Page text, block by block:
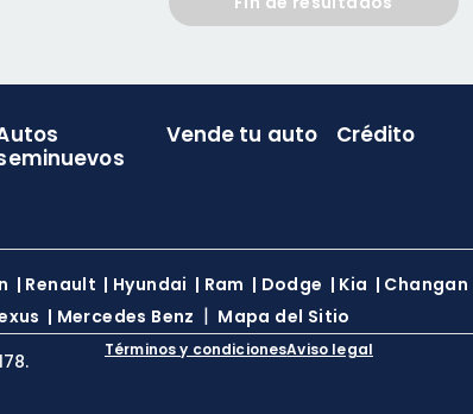
Vende tu auto Crédito
| Renault | Hyundai | Ram | Dodge | Kia | Changan
| Mercedes Benz | Mapa del Sitio
Términos y condicionesAviso legal